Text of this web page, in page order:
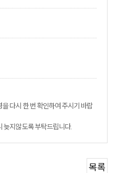
다시 한 번 확인하여 주시기 바랍
늦지않도록 부탁드립니다.
목록